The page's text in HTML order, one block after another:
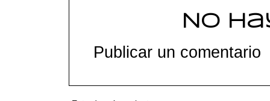
No
Publicar un comentario